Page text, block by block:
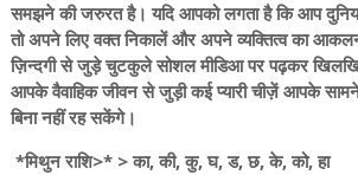
समझने की जरुरत है। यदि आपको लगता है कि आप
तो अपने लिए वक्त निकालें और अपने व्यक्तित्व का
ज़िन्दगी से जुड़े चुटकुले सोशल मीडिआ पर पढ़कर
आपके वैवाहिक जीवन से जुड़ी कई प्यारी चीज़ें आपके
बिना नहीं रह सकेंगे।
*मिथुन राशि>* > का, की, कु, घ, ड, छ, के, को, हा